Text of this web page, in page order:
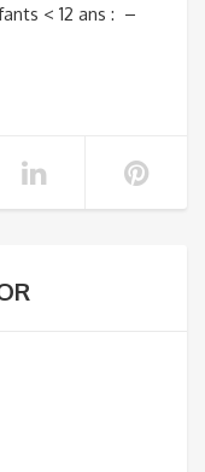
< 12 ans : –